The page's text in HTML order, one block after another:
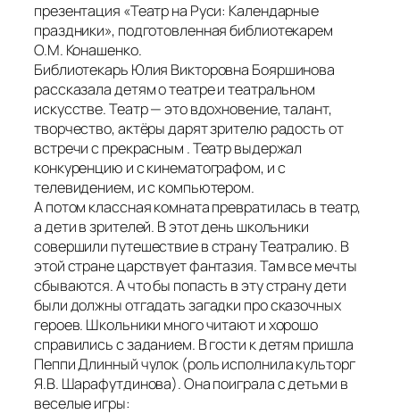
презентация «Театр на Руси: Календарные
праздники», подготовленная библиотекарем
О.М. Конашенко.
Библиотекарь Юлия Викторовна Бояршинова
рассказала детям о театре и театральном
искусстве. Театр — это вдохновение, талант,
творчество, актёры дарят зрителю радость от
встречи с прекрасным . Театр выдержал
конкуренцию и с кинематографом, и с
телевидением, и с компьютером.
А потом классная комната превратилась в театр,
а дети в зрителей. В этот день школьники
совершили путешествие в страну Театралию. В
этой стране царствует фантазия. Там все мечты
сбываются. А что бы попасть в эту страну дети
были должны отгадать загадки про сказочных
героев. Школьники много читают и хорошо
справились с заданием. В гости к детям пришла
Пеппи Длинный чулок (роль исполнила культорг
Я.В. Шарафутдинова). Она поиграла с детьми в
веселые игры: